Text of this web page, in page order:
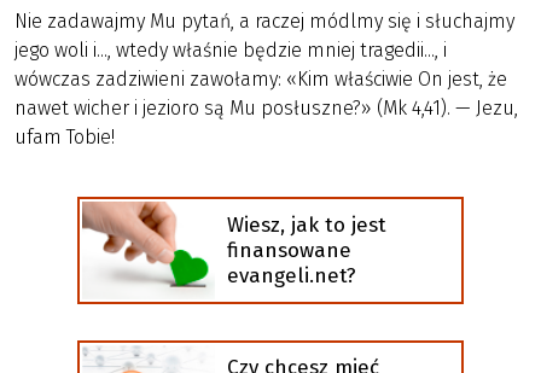
Nie zadawajmy Mu pytań, a raczej módlmy się i słuchajmy
jego woli i..., wtedy właśnie będzie mniej tragedii..., i
wówczas zadziwieni zawołamy: «Kim właściwie On jest, że
nawet wicher i jezioro są Mu posłuszne?» (Mk 4,41). — Jezu,
ufam Tobie!
Wiesz, jak to jest
finansowane
evangeli.net?
Czy chcesz mieć